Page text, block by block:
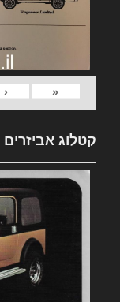
«
‹
קטלוג אביזרים 1982 Jeep